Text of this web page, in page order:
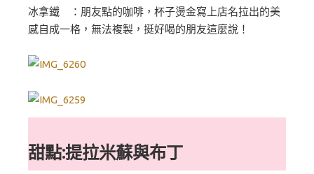
冰拿鐵 ：朋友點的咖啡，杯子燙金寫上店名拉出的美
感自成一格，無法複製，挺好喝的朋友這麼說！
甜點:提拉米蘇與布丁